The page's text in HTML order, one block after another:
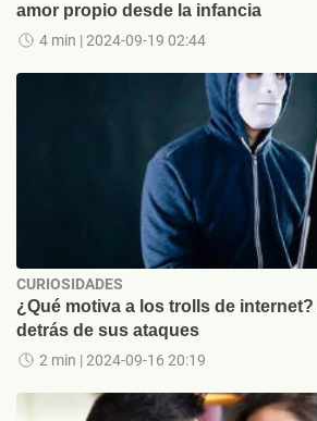
amor propio desde la infancia
4 min | 2024-09-19 02:44
CURIOSIDADES
¿Qué motiva a los trolls de
detrás de sus ataques
2 min | 2024-09-16 20:19